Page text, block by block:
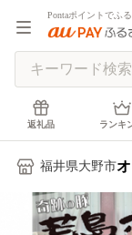
Pontaポイントでふ
返礼品 ランキ
福井県大野市